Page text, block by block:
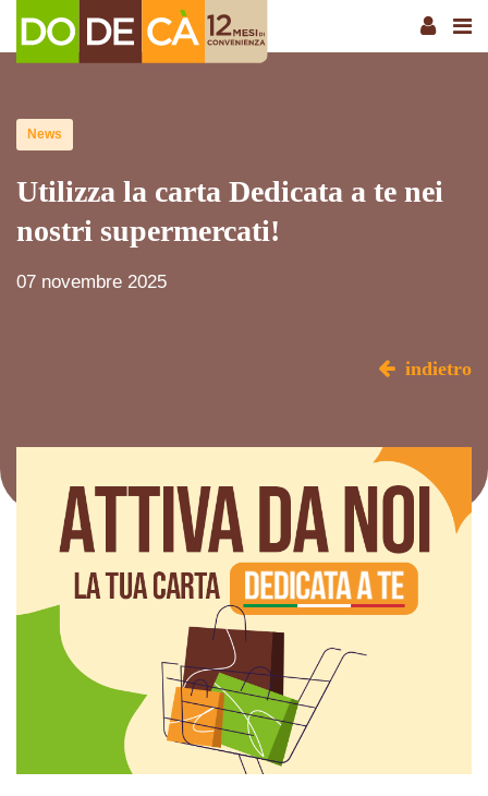
News
Utilizza la carta Dedicata a te nei
nostri supermercati!
07 novembre 2025
indietro